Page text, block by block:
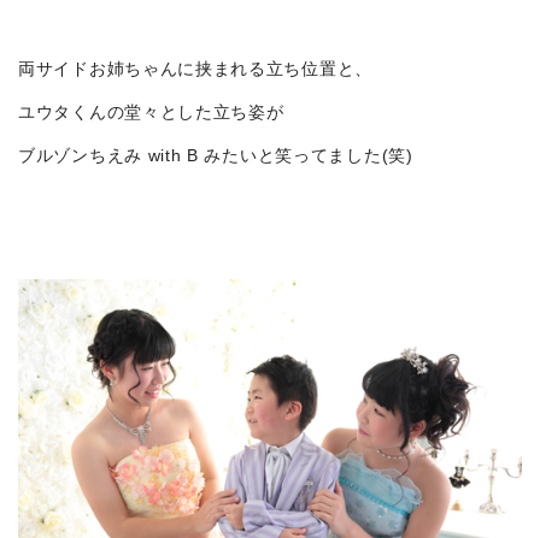
両サイドお姉ちゃんに挟まれる立ち位置と、
ユウタくんの堂々とした立ち姿が
ブルゾンちえみ with B みたいと笑ってました(笑)